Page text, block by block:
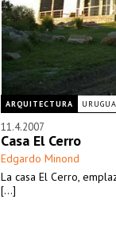
ARQUITECTURA
11.4.2007
Casa El Cerro
Edgardo Minond
La casa El Cerro,
[...]